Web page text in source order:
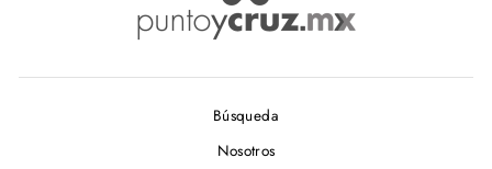
Búsqueda
Nosotros